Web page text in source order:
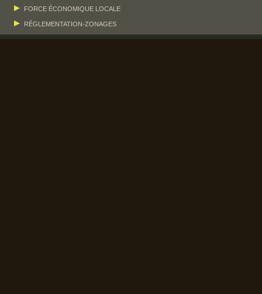
FORCE ÉCONOMIQUE LOCALE
RÉGLEMENTATION-ZONAGES